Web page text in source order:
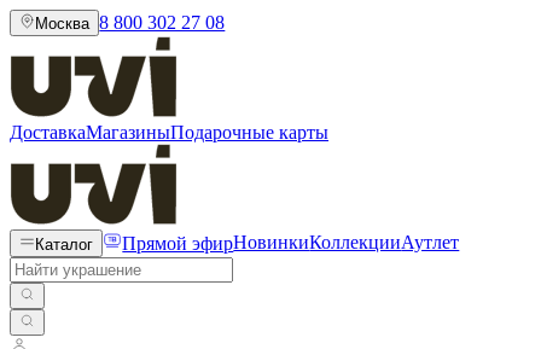
Москва 8 800 302 27 08
ДоставкаМагазиныПодарочные карты
Каталог Прямой эфирНовинкиКоллекцииАутлет